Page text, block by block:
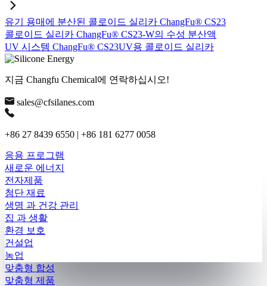
유기 용매에 분산된 콜로이드 실리카 ChangFu® CS23
콜로이드 실리카 ChangFu® CS23-W의 수성 분산액
UV 시스템 ChangFu® CS23UV용 콜로이드 실리카
지금 Changfu Chemical에 연락하십시오!
sales@cfsilanes.com
+86 27 8439 6550 | +86 181 6277 0058
응용 프로그램
새로운 에너지
전자제품
첨단 재료
생명 과 건강 관리
집 과 생활
환경 보호
건설업
농업
맞춤형 합성
맞춤형 제품